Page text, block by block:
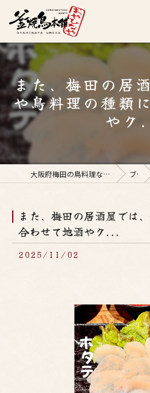
また、梅田の居
や鳥料理の種類
やク
大阪府梅田の鳥料理なら釜焼鳥本舗おやひなや 梅田店 ブログ
また、梅田の居酒屋では
合わせて地酒やク...
2025/11/02